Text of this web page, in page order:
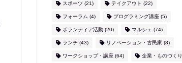
スポーツ (21) テイクアウト (22)
フォーラム (4) プログラミング講座 (5)
ボランティア活動(20) マルシェ (74)
ランチ(43) リノベーション・古民家(8)
ワークショップ・講座 (64) 企業・ものづくり